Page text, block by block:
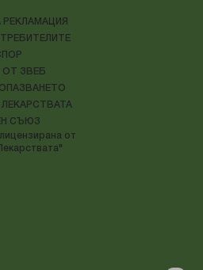
ОТ ЗВЕБ
ЛЕКАРСТВАТА
СЪЮЗ
от